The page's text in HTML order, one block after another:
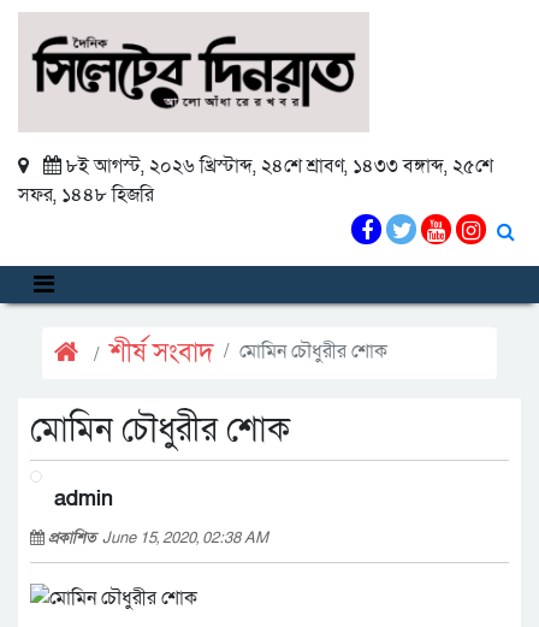
৮ই আগস্ট, ২০২৬ খ্রিস্টাব্দ, ২৪শে শ্রাবণ, ১৪৩৩ বঙ্গাব্দ, ২৫শে
সফর, ১৪৪৮ হিজরি
শীর্ষ সংবাদ মোমিন চৌধুরীর শোক
মোমিন চৌধুরীর শোক
admin
প্রকাশিতJune 15, 2020, 02:38 AM